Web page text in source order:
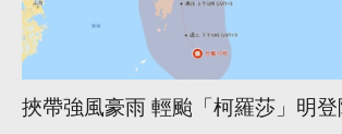
挾帶強風豪雨 輕颱「柯羅莎」明